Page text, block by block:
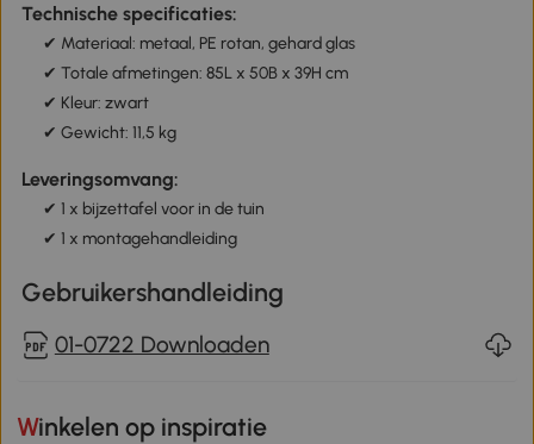
Technische specificaties:
✔ Materiaal: metaal, PE rotan, gehard glas
✔ Totale afmetingen: 85L x 50B x 39H cm
✔ Kleur: zwart
✔ Gewicht: 11,5 kg
Leveringsomvang:
✔ 1 x bijzettafel voor in de tuin
✔ 1 x montagehandleiding
Gebruikershandleiding
01-0722 Downloaden
Winkelen op inspiratie